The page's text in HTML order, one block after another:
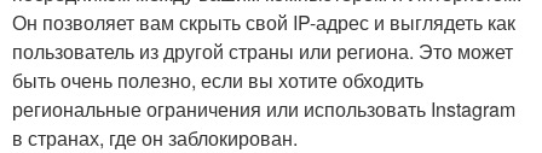
Он позволяет вам скрыть свой IP-адрес и выглядеть как
пользователь из другой страны или региона. Это может
быть очень полезно, если вы хотите обходить
региональные ограничения или использовать Instagram
в странах, где он заблокирован.